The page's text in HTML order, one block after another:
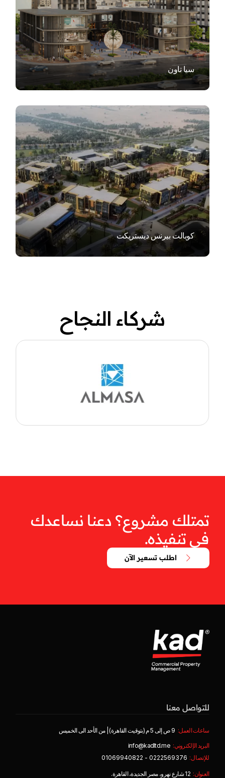
VIEW
سيا تاون
VIEW
كوبالت بيرنس ديستريكت
شركاء النجاح
تمتلك مشروع؟ دعنا نساعدك
في تنفيذه.
اطلب تسعير الآن
للتواصل معنا
ساعات العمل: 9 ص إلى 5 م (بتوقيت القاهرة) | من الأحد الى الخميس
البريد الإلكتروني: info@kadltd.me
للإتصال: 0222569376 - 01069940822
العنوان: 12 شارع نهرو، مصر الجديدة، القاهرة.